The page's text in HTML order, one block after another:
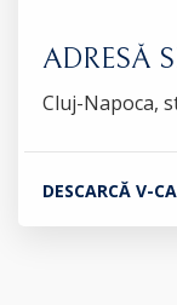
ADRESĂ
Cluj-Napoca,
DESCARCĂ V-